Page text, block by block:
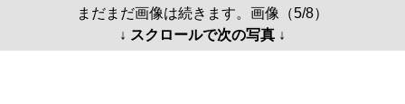
まだまだ画像は続きます。画像（5/8）
↓ スクロールで次の写真 ↓